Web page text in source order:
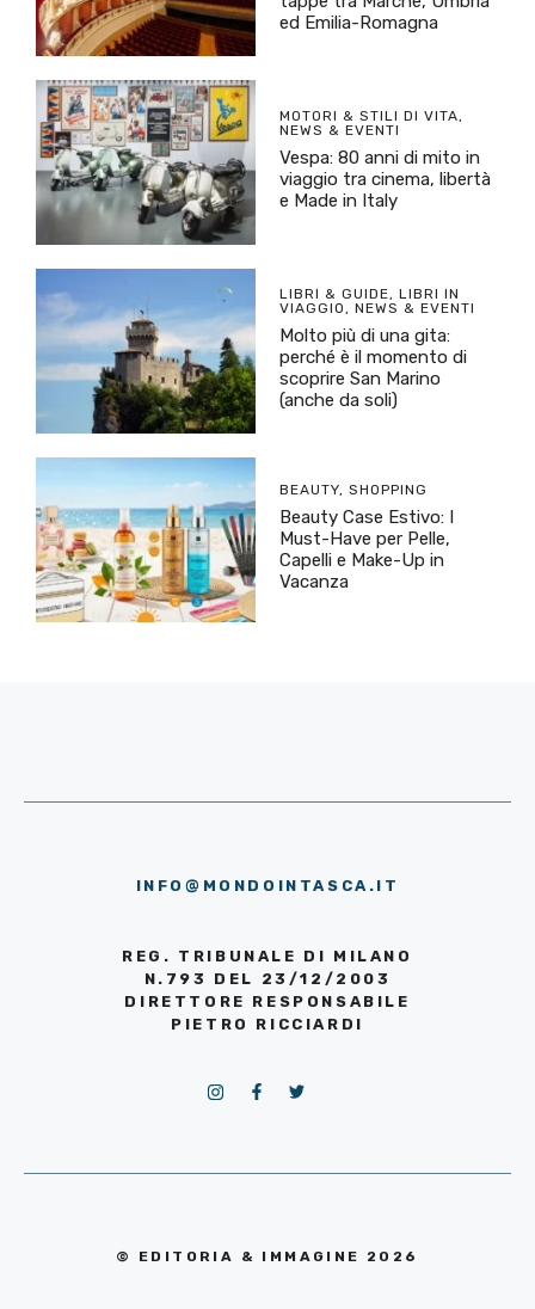
ed Emilia-Romagna
MOTORI & STILI DI VITA,
NEWS & EVENTI
Vespa: 80 anni di mito in
viaggio tra cinema, libertà
e Made in Italy
LIBRI & GUIDE, LIBRI IN
VIAGGIO , NEWS & EVENTI
Molto più di una gita:
perché è il momento di
scoprire San Marino
(anche da soli)
BEAUTY, SHOPPING
Beauty Case Estivo: I
Must-Have per Pelle,
Capelli e Make-Up in
Vacanza
INFO@MONDOINTASCA.IT
REG. TRIBUNALE DI MILANO
N.793 DEL 23/12/2003
DIRETTORE RESPONSABILE
PIETRO RICCIARDI
© EDITORIA & IMMAGINE 2026